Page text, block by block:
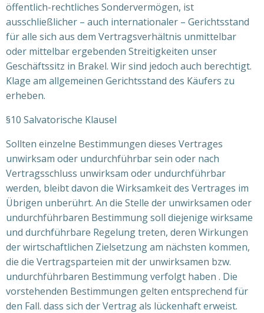
öffentlich-rechtliches Sondervermögen, ist
ausschließlicher – auch internationaler – Gerichtsstand
für alle sich aus dem Vertragsverhältnis unmittelbar
oder mittelbar ergebenden Streitigkeiten unser
Geschäftssitz in Brakel. Wir sind jedoch auch berechtigt.
Klage am allgemeinen Gerichtsstand des Käufers zu
erheben.
§10 Salvatorische Klausel
Sollten einzelne Bestimmungen dieses Vertrages
unwirksam oder undurchführbar sein oder nach
Vertragsschluss unwirksam oder undurchführbar
werden, bleibt davon die Wirksamkeit des Vertrages im
Übrigen unberührt. An die Stelle der unwirksamen oder
undurchführbaren Bestimmung soll diejenige wirksame
und durchführbare Regelung treten, deren Wirkungen
der wirtschaftlichen Zielsetzung am nächsten kommen,
die die Vertragsparteien mit der unwirksamen bzw.
undurchführbaren Bestimmung verfolgt haben . Die
vorstehenden Bestimmungen gelten entsprechend für
den Fall. dass sich der Vertrag als lückenhaft erweist.